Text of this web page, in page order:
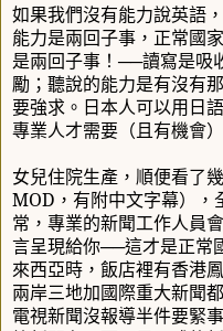
如果我們沒有能力說英語
能力是兩回子事，正常國
是兩回子事！ ──讀寫是吸
勵；聽說的能力是有沒有
要強求。日本人可以用日
專業人才需要（且有機會
女兒住院生產，順便看了
MOD ，有附中文字幕）
常，專業的新聞工作人員
言呈現給你──這才是正常
來西亞時，飯店裡有香港
兩岸三地加國際重大新聞
電視新聞沒報導半件要緊